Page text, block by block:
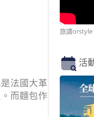
法國大革
而麵包作
旅讀orstyle
活